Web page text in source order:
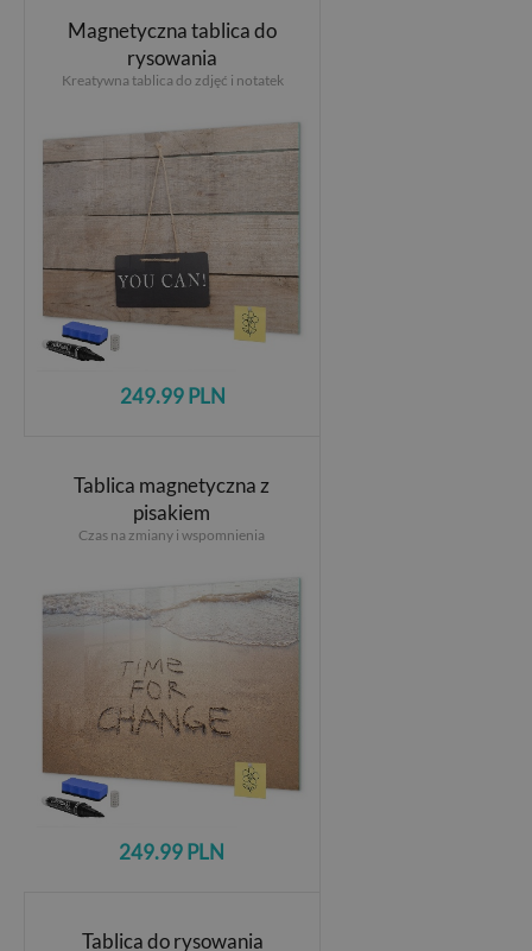
Magnetyczna tablica do
rysowania
Kreatywna tablica do zdjęć i notatek
249.99 PLN
Tablica magnetyczna z
pisakiem
Czas na zmiany i wspomnienia
249.99 PLN
Tablica do rysowania